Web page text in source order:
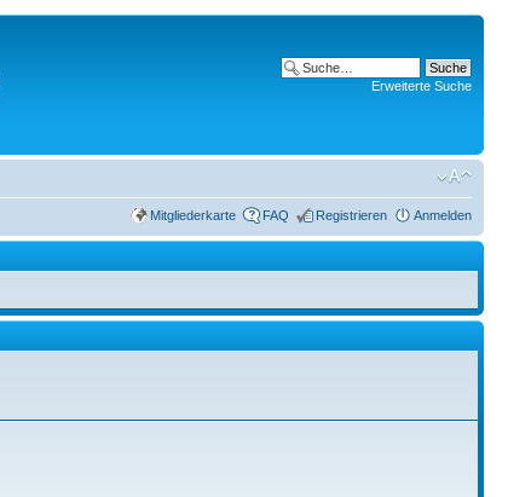
Erweiterte Suche
Mitgliederkarte FAQ Registrieren Anmelden